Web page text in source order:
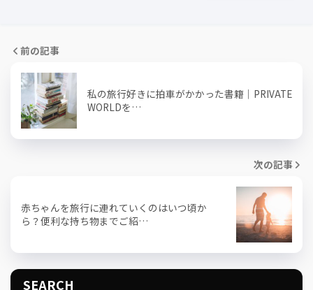
前の記事
私の旅行好きに拍車がかかった書籍｜PRIVATE
WORLDを…
次の記事
赤ちゃんを旅行に連れていくのはいつ頃か
ら？便利な持ち物までご紹…
SEARCH